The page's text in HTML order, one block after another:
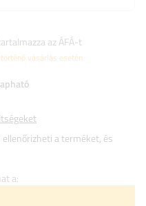
az ÁFÁ-t
vásárlás esetén.
a terméket, és
a: